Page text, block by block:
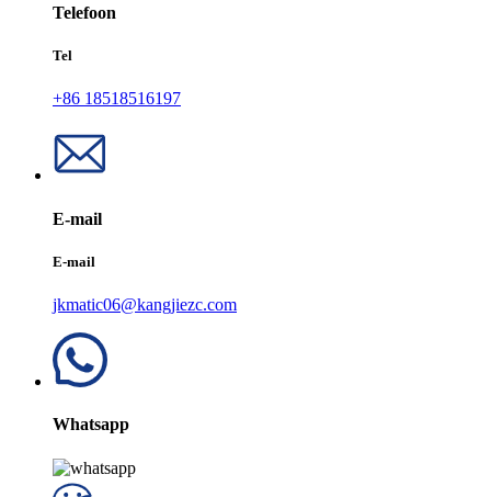
Telefoon
Tel
+86 18518516197
E-mail
E-mail
jkmatic06@kangjiezc.com
Whatsapp